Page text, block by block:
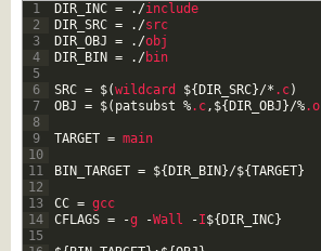
1
2
3
4
5
6
7
8
9
10
11
12
13
14
15
DIR_INC = . /include
DIR_SRC = . /src
DIR_OBJ = . /obj
DIR_BIN = . /bin
SRC = $(wildcard ${ DIR_SRC}/* .c)
OBJ = $( patsubst %.c, ${ DIR_OBJ }/%.o
TARGET = main
BIN_TARGET = ${ DIR_BIN }/${TARGET}
CC = gcc
CFLAGS = -g -Wall -I${ DIR_INC}